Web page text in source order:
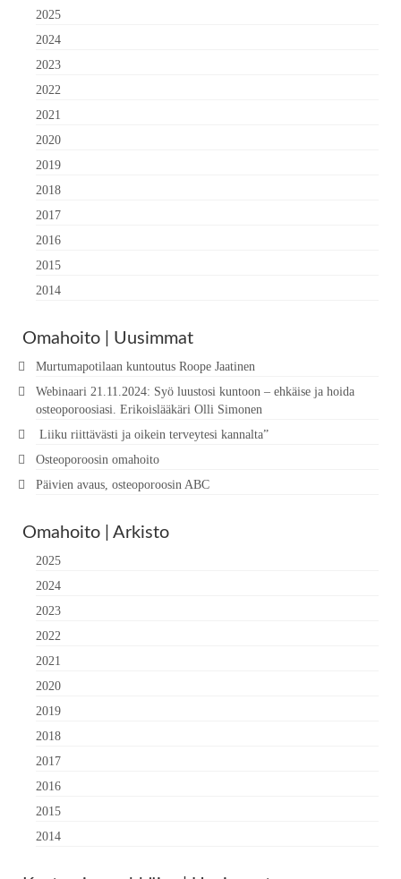
2025
2024
2023
2022
2021
2020
2019
2018
2017
2016
2015
2014
Omahoito | Uusimmat
Murtumapotilaan kuntoutus Roope Jaatinen
Webinaari 21.11.2024: Syö luustosi kuntoon – ehkäise ja hoida
osteoporoosiasi. Erikoislääkäri Olli Simonen
Liiku riittävästi ja oikein terveytesi kannalta”
Osteoporoosin omahoito
Päivien avaus, osteoporoosin ABC
Omahoito | Arkisto
2025
2024
2023
2022
2021
2020
2019
2018
2017
2016
2015
2014